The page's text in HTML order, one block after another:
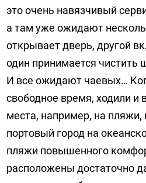
это очень навязчивый
а там уже ожидают
открывает дверь, другой
один принимается чистить
И все ожидают чаевых…
свободное время, ходили и
места, например, на пляжи,
портовый город на
пляжи повышенного
расположены достаточно